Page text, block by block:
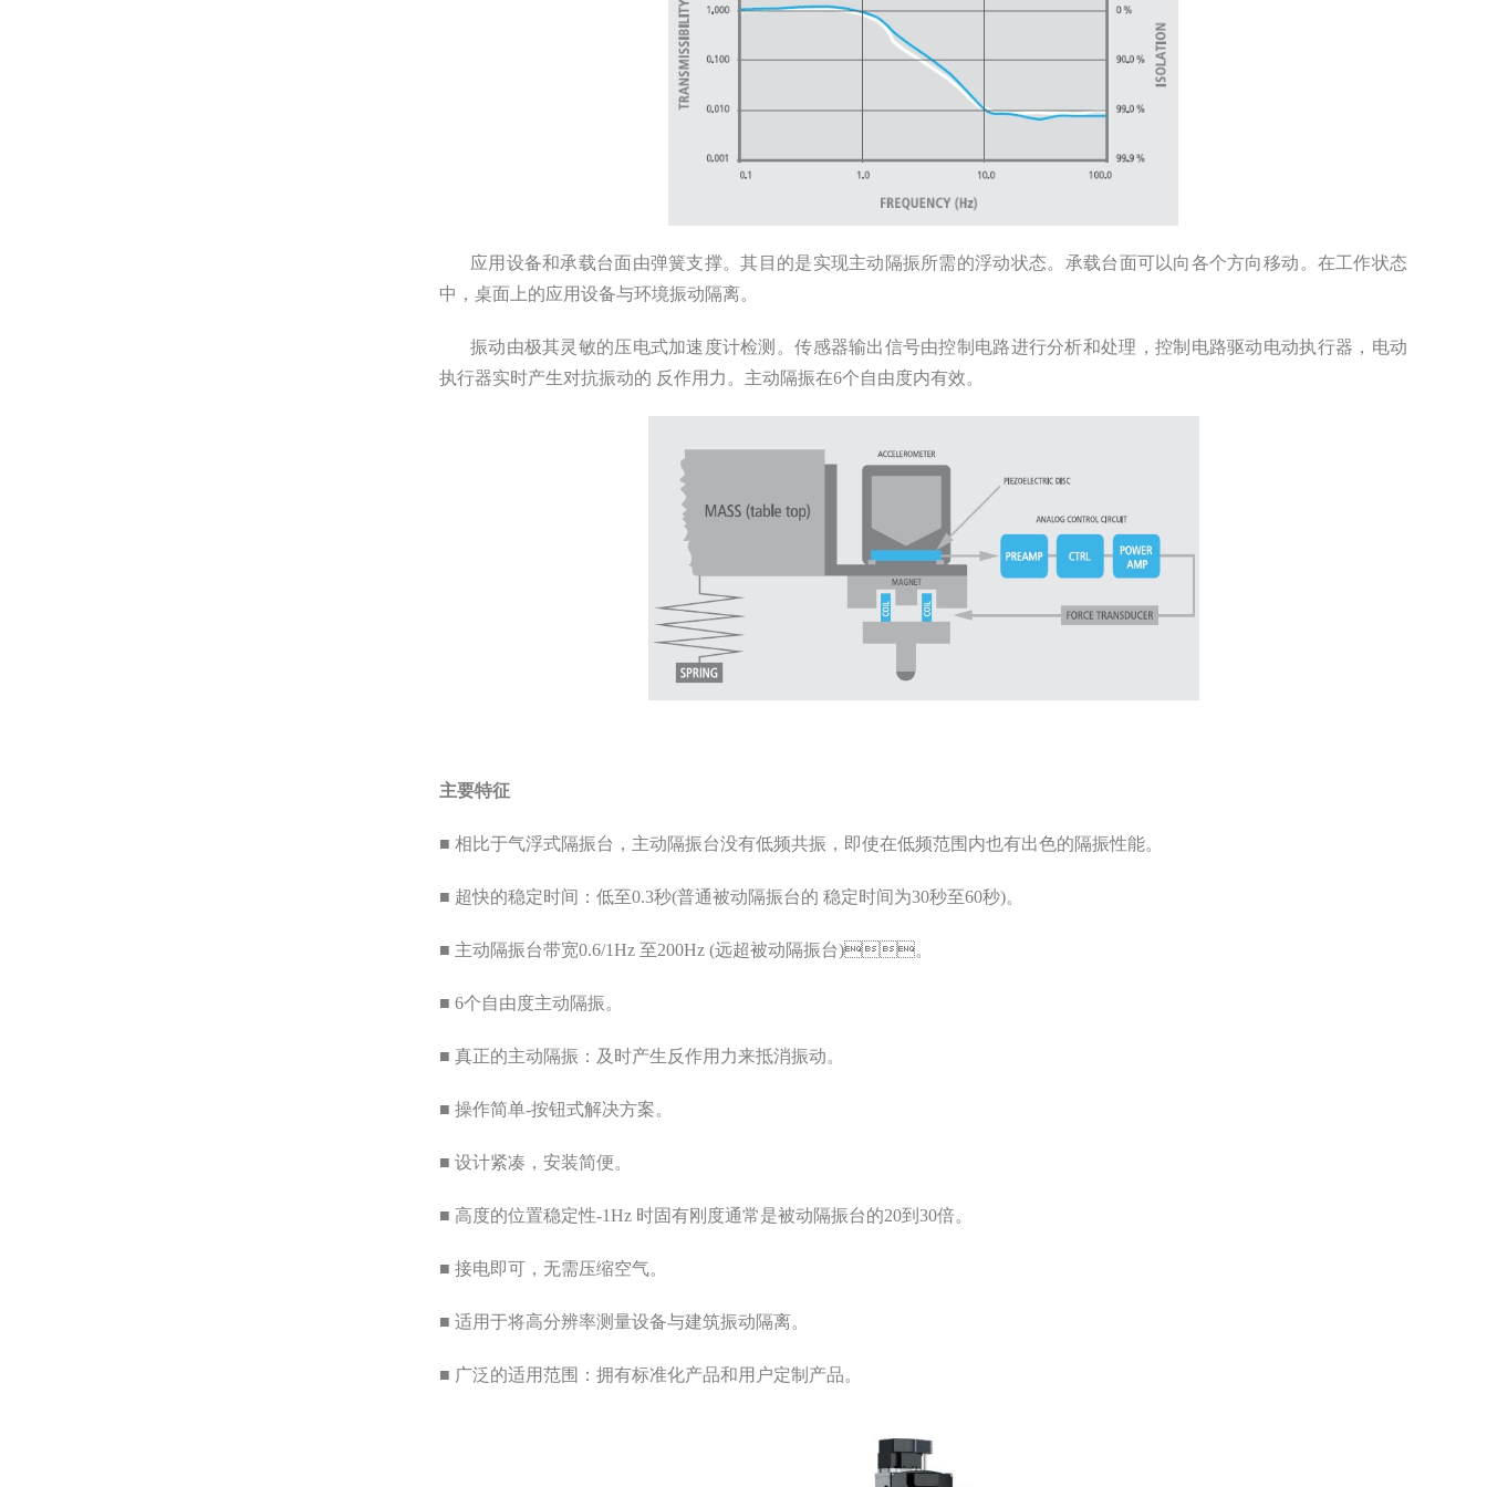
应用设备和承载台面由弹簧支撑。其目的是实现主动隔振所需的浮动状态。承载台面可以向各个方向移动。在工作状态
中，桌面上的应用设备与环境振动隔离。
振动由极其灵敏的压电式加速度计检测。传感器输出信号由控制电路进行分析和处理，控制电路驱动电动执行器，电动
执行器实时产生对抗振动的 反作用力。主动隔振在6个自由度内有效。
主要特征
■ 相比于气浮式隔振台，主动隔振台没有低频共振，即使在低频范围内也有出色的隔振性能。
■ 超快的稳定时间：低至0.3秒(普通被动隔振台的 稳定时间为30秒至60秒)。
■ 主动隔振台带宽0.6/1Hz 至200Hz (远超被动隔振台)。
■ 6个自由度主动隔振。
■ 真正的主动隔振：及时产生反作用力来抵消振动。
■ 操作简单-按钮式解决方案。
■ 设计紧凑，安装简便。
■ 高度的位置稳定性-1Hz 时固有刚度通常是被动隔振台的20到30倍。
■ 接电即可，无需压缩空气。
■ 适用于将高分辨率测量设备与建筑振动隔离。
■ 广泛的适用范围：拥有标准化产品和用户定制产品。